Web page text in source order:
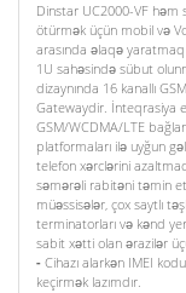
Dinstar UC2000-VF həm
ötürmək üçün mobil və
arasında əlaqə
1U sahəsində sübut
dizaynında 16 kanallı
Gatewaydir. İnteqrasiya
GSM/WCDMA/LTE
platformaları ilə uyğun
telefon xərclərini
səmərəli rabitəni təmin
müəssisələr, çox saytlı
terminatorları və kənd
sabit xətti olan ərazilər
- Cihazı alarkən IMEI
keçirmək lazımdır.